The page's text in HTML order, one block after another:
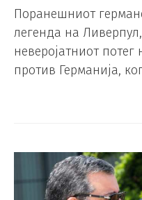
Поранешниот
легенда на
неверојатниот
против Германија,